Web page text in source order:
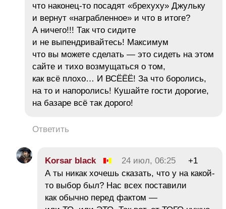
что наконец-то посадят «брехуху» Джульку
и вернут «награбленное» и что в итоге?
А ничего!!! Так что сидите
и не выпендривайтесь! Максимум
что вы можете сделать — это сидеть на этом
сайте и тихо возмущаться о том,
как всё плохо… И ВСЁЁЁ! За что боролись,
на то и напоролись! Кушайте гости дорогие,
на базаре всё так дорого!
Ответить
Korsar black 24 июл, 06:25
+1
А ты никак хочешь сказать, что у на какой-
то выбор был? Нас всех поставили
как обычно перед фактом —